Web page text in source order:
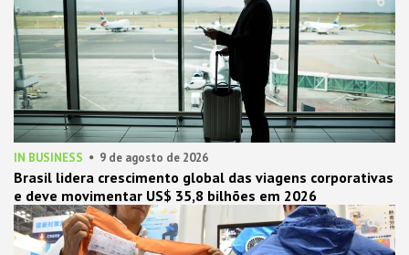
IN BUSINESS 9 de agosto de 2026
Brasil lidera crescimento global das viagens corporativas
e deve movimentar US$ 35,8 bilhões em 2026